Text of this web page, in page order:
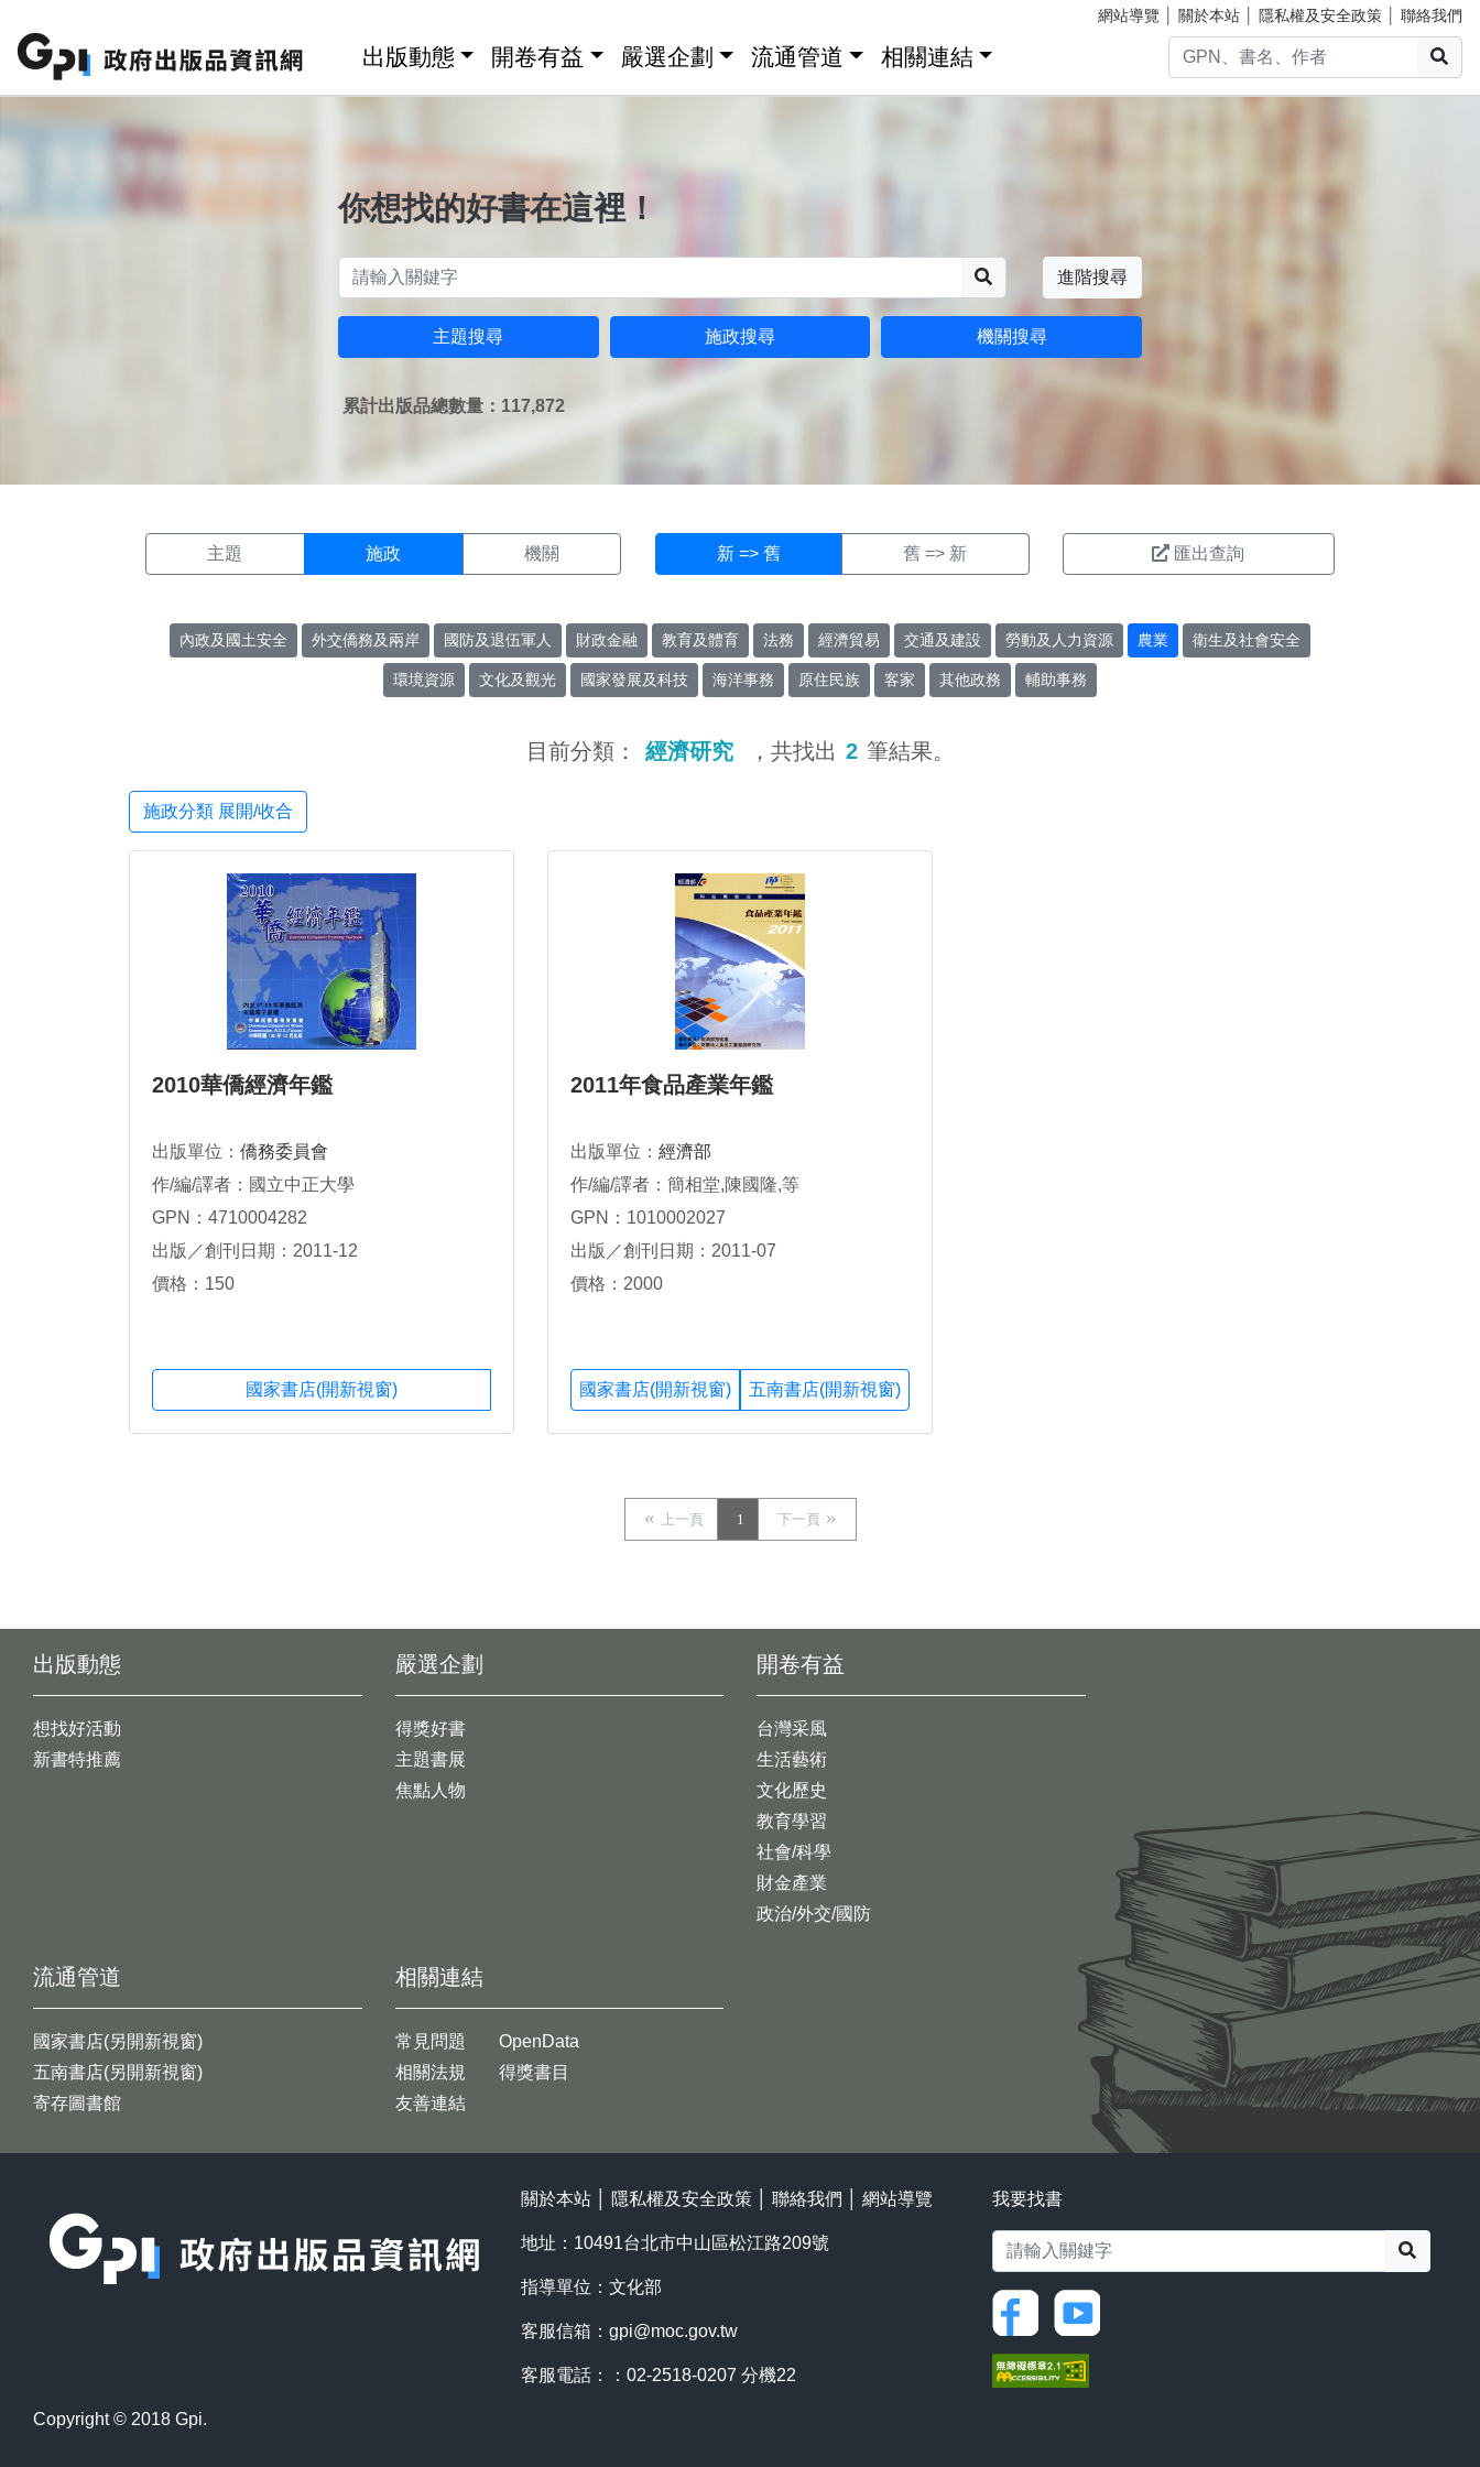
網站導覽 關於本站 隱私權及安全政策 聯絡我們
出版動態 開卷有益 嚴選企劃 流通管道 相關連結
你想找的好書在這裡！
進階搜尋
主題搜尋 施政搜尋 機關搜尋
累計出版品總數量：117,872
主題 施政 機關 新 => 舊 舊 => 新 匯出查詢
內政及國土安全 外交僑務及兩岸 國防及退伍軍人 財政金融 教育及體育 法務 經濟貿易 交通及建設 勞動及人力資源 農業 衛生及社會安全
環境資源 文化及觀光 國家發展及科技 海洋事務 原住民族 客家 其他政務 輔助事務
目前分類： 經濟研究 ，共找出 2 筆結果。
施政分類 展開/收合
2010華僑經濟年鑑
出版單位： 僑務委員會
作/編/譯者：國立中正大學
GPN：4710004282
出版／創刊日期：2011-12
價格：150
國家書店(開新視窗)
2011年食品產業年鑑
出版單位： 經濟部
作/編/譯者：簡相堂,陳國隆,等
GPN：1010002027
出版／創刊日期：2011-07
價格：2000
國家書店(開新視窗) 五南書店(開新視窗)
上一頁 1 下一頁
出版動態
想找好活動
新書特推薦
開卷有益
台灣采風
生活藝術
文化歷史
教育學習
社會/科學
財金產業
政治/外交/國防
嚴選企劃
得獎好書
主題書展
焦點人物
流通管道
國家書店(另開新視窗)
五南書店(另開新視窗)
寄存圖書館
相關連結
常見問題
相關法規
友善連結
OpenData
得獎書目
關於本站 隱私權及安全政策 聯絡我們 網站導覽
地址：10491台北市中山區松江路209號
指導單位：文化部
客服信箱： gpi@moc.gov.tw
客服電話：：02-2518-0207 分機22
我要找書
Copyright © 2018 Gpi.